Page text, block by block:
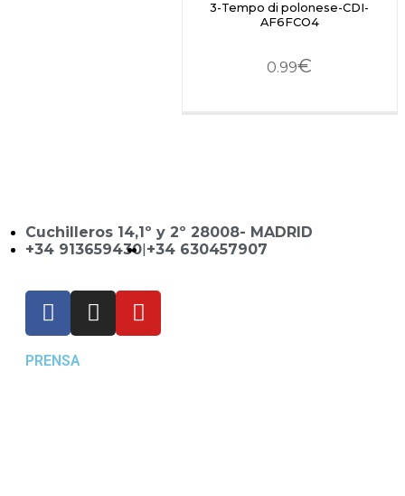
3-Tempo di polonese-CDI-
AF6FCO4
0.99€
Cuchilleros 14,1º y 2º 28008- MADRID
+34 913659430|+34 630457907
PRENSA